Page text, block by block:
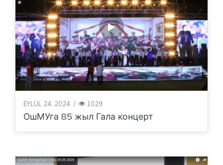
EYLÜL 24, 2024 / 1029
ОшМУга 85 жыл Гала концерт